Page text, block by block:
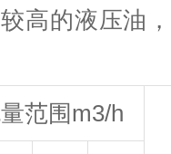
高的液压油
范围m3/h